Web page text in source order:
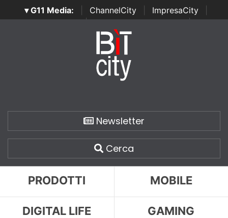
▾ G11 Media: ChannelCity ImpresaCity
SecurityOpenLab | Italian Channel Awards | Italian
Italian Security Awards
Newsletter
Cerca
PRODOTTI MOBILE
DIGITAL LIFE GAMING